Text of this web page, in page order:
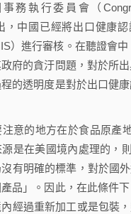
務執行委員會（
，中國已經將出口健康
）進行審核。在聽證會
府的貪汙問題，對於所
的透明度是對於出口健
的地方在於食品原產地
是在美國境內處理的，
有明確的標準，對於國
品」。因此，在此條件
經過重新加工或是包裝